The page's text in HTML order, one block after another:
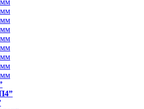
мм
мм
мм
мм
мм
мм
мм
мм
мм